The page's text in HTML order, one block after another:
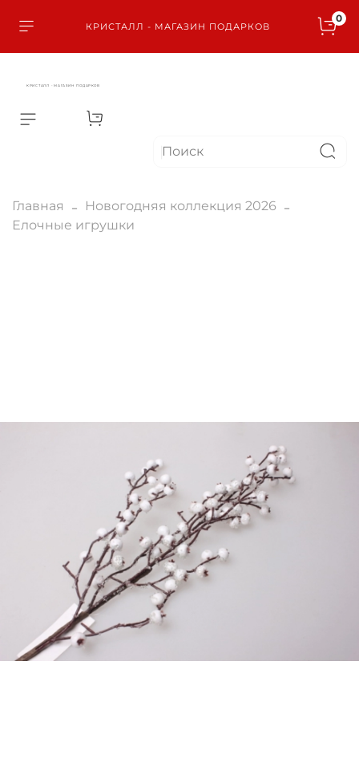
КРИСТАЛЛ - МАГАЗИН ПОДАРКОВ
0
КРИСТАЛЛ - МАГАЗИН ПОДАРКОВ
Главная
Новогодняя коллекция 2026
Елочные игрушки